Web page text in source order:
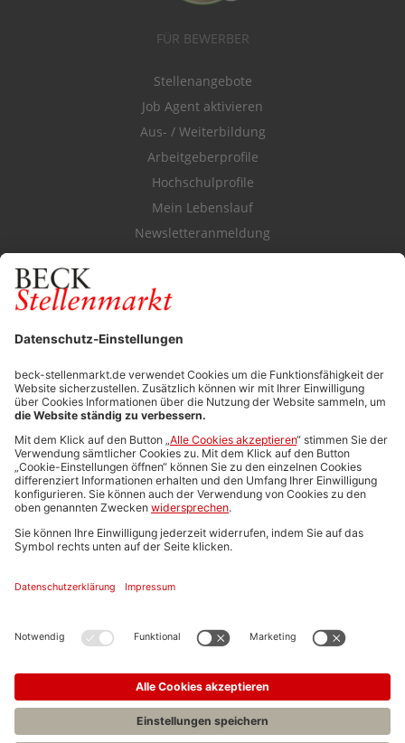
FÜR BEWERBER
Stellenangebote
Job Agent aktivieren
Aus- / Weiterbildung
Arbeitgeberprofile
Hochschulprofile
Mein Lebenslauf
Newsletteranmeldung
Durchsuchen Sie den Stellenkatalog
FÜR ARBEITGEBER
Stellenmarktpreise
Anzeigen-AGB
Media-Daten
Newsletteranmeldung
Produktübersicht
ALLGEMEIN
FAQs
Impressum
Stellenangebote C.H.BECK